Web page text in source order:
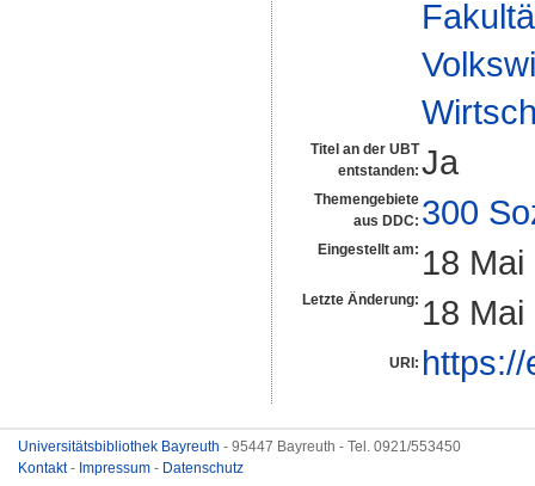
Titel an der UBT
entstanden: Ja
Themengebiete
aus DDC: 300
Eingestellt am: 18
Letzte Änderung: 18
URI:
Universitätsbibliothek Bayreuth - 95447 Bayreuth - Tel. 0921/553450
Kontakt- Impressum - Datenschutz